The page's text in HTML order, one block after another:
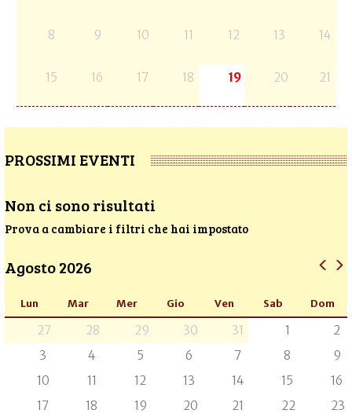
8 9 10 11 12 13 14
15 16 17 18 19 20 21
PROSSIMI EVENTI
Non ci sono risultati
Prova a cambiare i filtri che hai impostato
Agosto 2026
Lun Mar Mer Gio Ven Sab Dom
27 28 29 30 31 1
2
3
4 5 6 7 8
9
10
11 12 13 14 15
16
17
18 19 20 21 22
23